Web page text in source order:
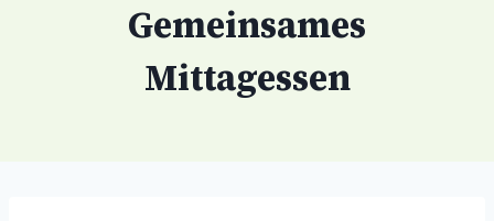
Gemeinsames
Mittagessen